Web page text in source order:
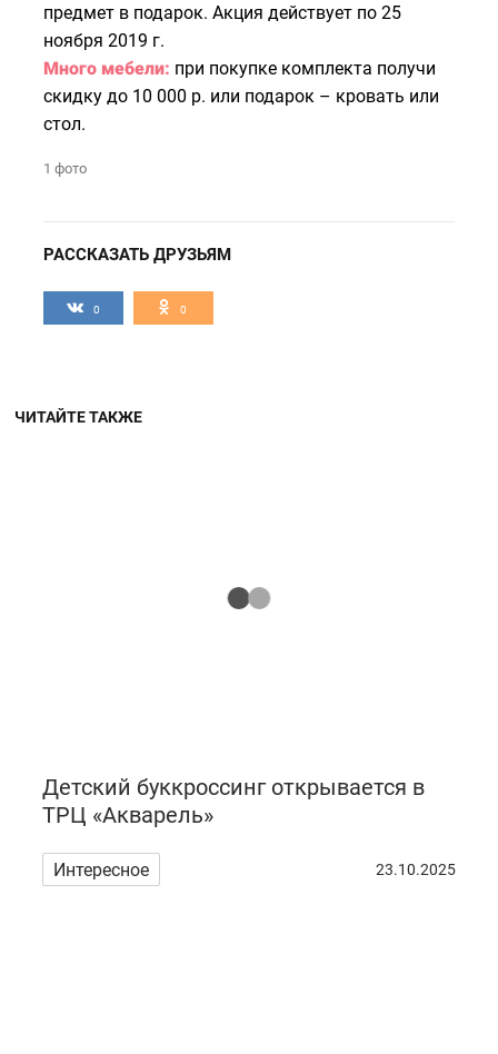
предмет в подарок. Акция действует по 25
ноября 2019 г.
Много мебели: при покупке комплекта получи
скидку до 10 000 р. или подарок – кровать или
стол.
1 фото
РАССКАЗАТЬ ДРУЗЬЯМ
0 0
ЧИТАЙТЕ ТАКЖЕ
Детский буккроссинг открывается в
ТРЦ «Акварель»
Интересное 23.10.2025